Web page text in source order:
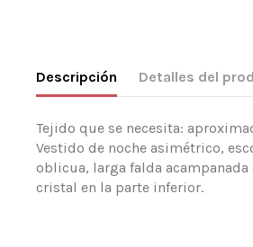
Descripción Detalles del
Tejido que se necesita:
Vestido de noche asimétrico,
oblicua, larga falda
cristal en la parte inferior.